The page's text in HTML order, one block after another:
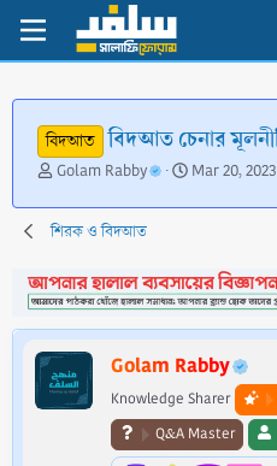
বিদআত বিদআত চেনার
T
r
e
d
s
t
a
r
t
Golam Rabby
S
a
d
a
t
e
Mar 20, 2023
শিরক ও বিদআত
Golam Rabby
Knowledge Sharer
Q&A Master